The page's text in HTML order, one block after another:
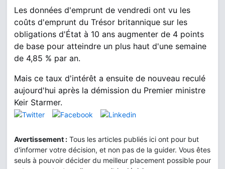
Les données d'emprunt de vendredi ont vu les
coûts d'emprunt du Trésor britannique sur les
obligations d'État à 10 ans augmenter de 4 points
de base pour atteindre un plus haut d'une semaine
de 4,85 % par an.
Mais ce taux d'intérêt a ensuite de nouveau reculé
aujourd'hui après la démission du Premier ministre
Keir Starmer.
Avertissement : Tous les articles publiés ici ont pour but
d'informer votre décision, et non pas de la guider. Vous êtes
seuls à pouvoir décider du meilleur placement possible pour